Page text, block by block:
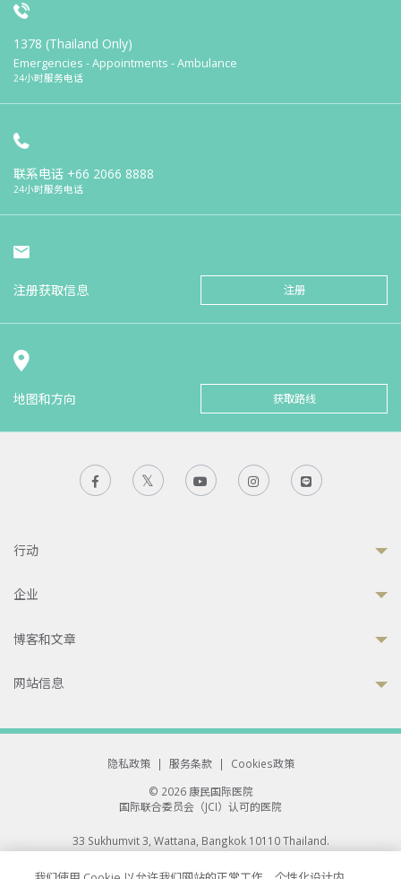
1378 (Thailand Only)
Emergencies - Appointments - Ambulance
24小时服务电话
联系电话 +66 2066 8888
24小时服务电话
注册获取信息 注册
地图和方向 获取路线
行动
企业
博客和文章
网站信息
隐私政策 | 服务条款 |
Cookies政策
© 2026 康民国际医院
国际联合委员会（JCI）认可的医院
33 Sukhumvit 3, Wattana, Bangkok 10110 Thailand.
All rights reserved.